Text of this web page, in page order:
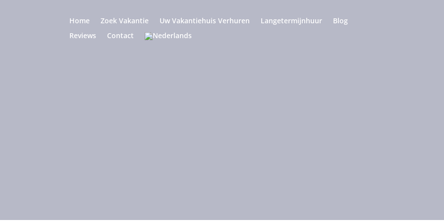
Home Zoek Vakantie Uw Vakantiehuis Verhuren Langetermijnhuur
Blog
Reviews
Contact